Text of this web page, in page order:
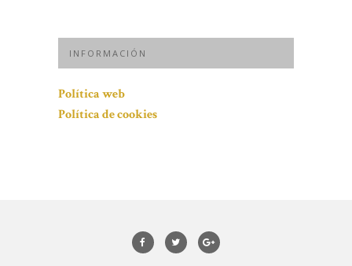
INFORMACIÓN
Política web
Política de cookies